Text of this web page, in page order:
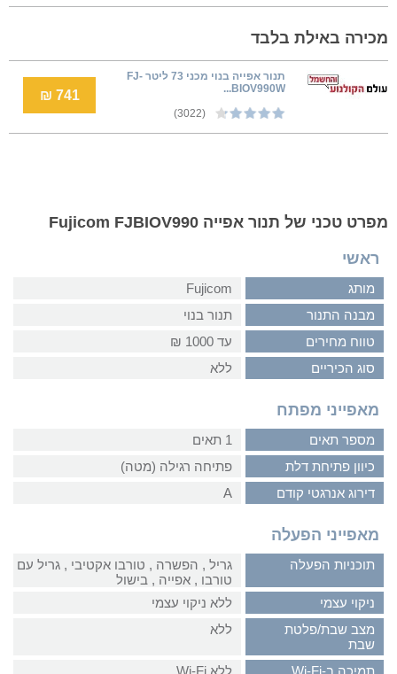
מכירה באילת בלבד
תנור אפייה בנוי מכני 73 ליטר FJ-
BIOV990W...
(3022)
741 ₪
מפרט טכני של תנור אפייה Fujicom FJBIOV990
ראשי
מותג
Fujicom
מבנה התנור
תנור בנוי
טווח מחירים
עד 1000 ₪
סוג הכיריים
ללא
מאפייני מפתח
מספר תאים
1 תאים
כיוון פתיחת דלת
פתיחה רגילה (מטה)
דירוג אנרגטי קודם
A
מאפייני הפעלה
תוכניות הפעלה
גריל‏ , ‏הפשרה‏ , ‏טורבו אקטיבי‏ , ‏גריל עם
טורבו‏ , ‏אפייה‏ , ‏בישול
ניקוי עצמי
ללא ניקוי עצמי
מצב שבת/פלטת
שבת
ללא
תמיכה ב-Wi-Fi ללא Wi-Fi